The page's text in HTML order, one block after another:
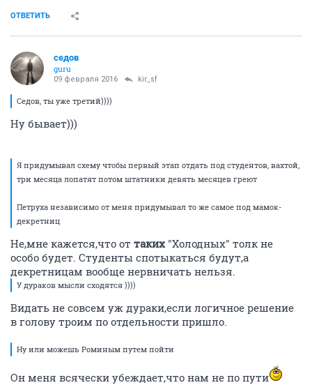
ОТВЕТИТЬ
седов
guru
09 февраля 2016 kir_sf
Седов, ты уже третий))))
Ну бывает)))
Я придумывал схему чтобы первый этап отдать под студентов, вахтой,
три месяца лопатят потом штатники девять месяцев греют
Петруха независимо от меня придумывал то же самое под мамок-
декретниц
Не,мне кажется,что от таких "Холодных" толк не
особо будет. Студенты спотыкаться будут,а
декретницам вообще нервничать нельзя.
У дураков мысли сходятся ))))
Видать не совсем уж дураки,если логичное решение
в голову троим по отдельности пришло.
Ну или можешь Роминым путем пойти
Он меня всячески убеждает,что нам не по пути